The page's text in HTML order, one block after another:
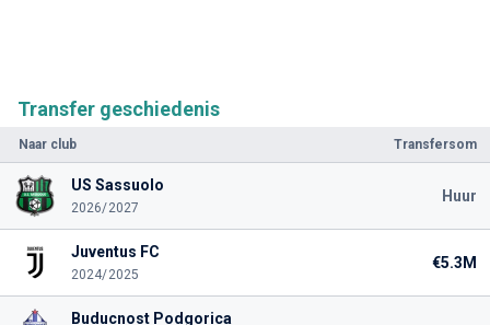
Transfer geschiedenis
Naar club Transfersom
US Sassuolo
2026/2027
Huur
Juventus FC
2024/2025
€5.3M
Buducnost Podgorica